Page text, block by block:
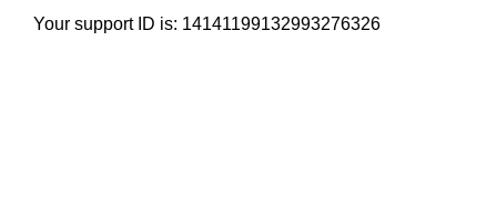
Your support ID is: 14141199132993276326